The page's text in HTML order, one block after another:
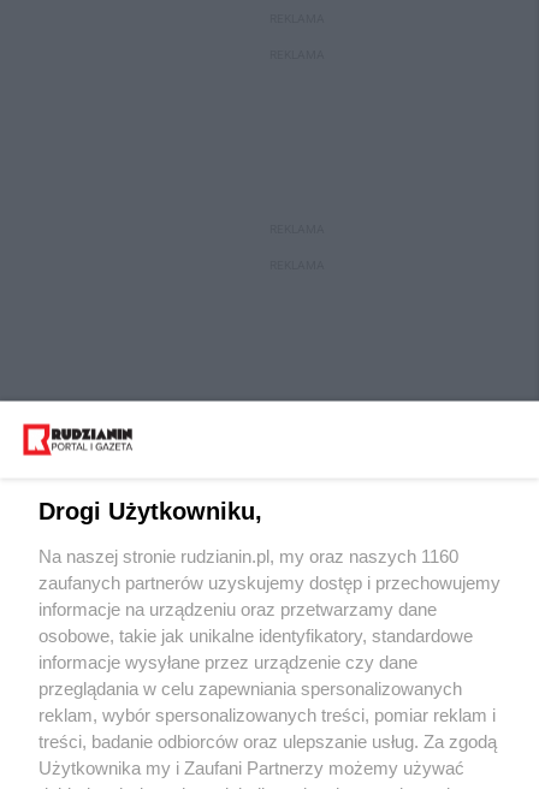
Wydawca mediów lokalnych
Nie zapomnij
zapoznać się z:
polityką prywatności regulamin korzystania z portali
Twojemiasto Skontaktuj sięz nami
Drogi Użytkowniku,
Na naszej stronie rudzianin.pl, my oraz naszych 1160
zaufanych partnerów uzyskujemy dostęp i przechowujemy
informacje na urządzeniu oraz przetwarzamy dane
osobowe, takie jak unikalne identyfikatory, standardowe
informacje wysyłane przez urządzenie czy dane
przeglądania w celu zapewniania spersonalizowanych
reklam, wybór spersonalizowanych treści, pomiar reklam i
treści, badanie odbiorców oraz ulepszanie usług. Za zgodą
Użytkownika my i Zaufani Partnerzy możemy używać